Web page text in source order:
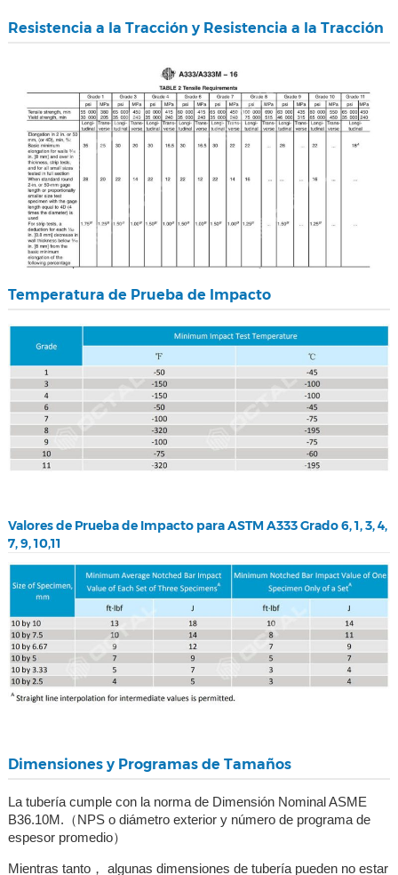
Resistencia a la Tracción y Resistencia a la Tracción
Temperatura de Prueba de Impacto
Valores de Prueba de Impacto para ASTM A333 Grado 6, 1, 3, 4,
7, 9, 10,11
Dimensiones y Programas de Tamaños
La tubería cumple con la norma de Dimensión Nominal ASME
B36.10M.（NPS o diámetro exterior y número de programa de
espesor promedio）
Mientras tanto， algunas dimensiones de tubería pueden no estar